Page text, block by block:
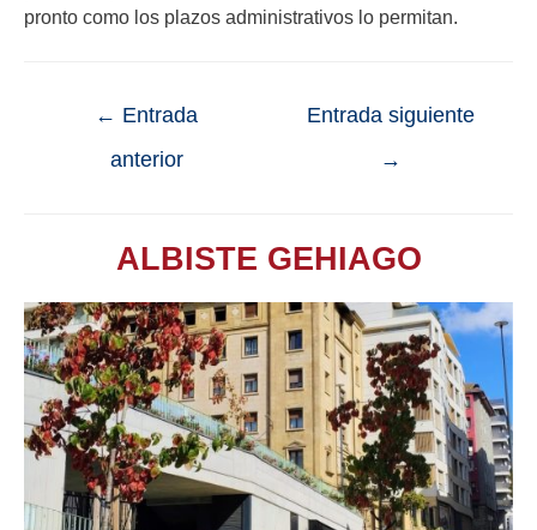
pronto como los plazos administrativos lo permitan.
← Entrada
anterior
Entrada siguiente
→
ALBISTE GEHIAGO